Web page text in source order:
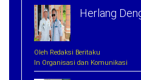
Herlang
Oleh Redaksi Beritaku
In Organisasi dan Komunikasi